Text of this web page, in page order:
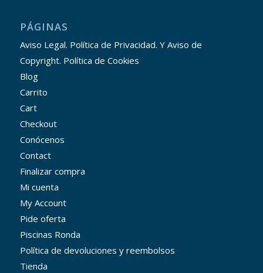
PÁGINAS
Aviso Legal. Política de Privacidad. Y Aviso de
Copyright. Política de Cookies
Blog
Carrito
Cart
Checkout
Conócenos
Contact
Finalizar compra
Mi cuenta
My Account
Pide oferta
Piscinas Ronda
Política de devoluciones y reembolsos
Tienda